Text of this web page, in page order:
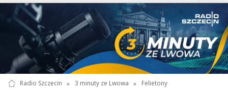
Radio Szczecin » 3 minuty ze Lwowa » Felietony